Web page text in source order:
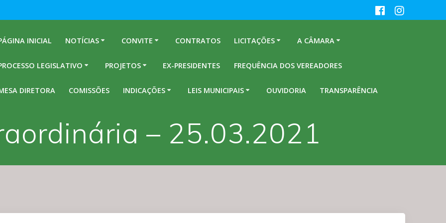
INICIAL NOTÍCIAS CONVITE CONTRATOS LICITAÇÕES A CÂMARA
LEGISLATIVO PROJETOS EX-PRESIDENTES FREQUÊNCIA DOS VEREADORES
DIRETORA COMISSÕES INDICAÇÕES LEIS MUNICIPAIS OUVIDORIA TRANSPARÊNCIA
– 25.03.2021